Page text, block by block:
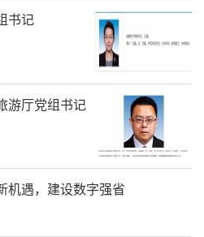
股份”达到6.63%（左图），目
书记
游厅党组书记
机遇，建设数字强省